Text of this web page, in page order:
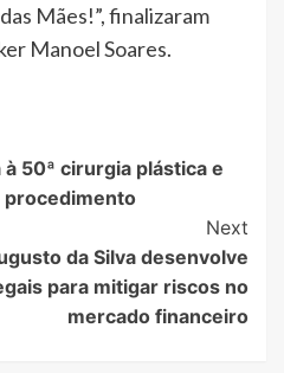
Mães!”, finalizaram
Manoel Soares.
50ª cirurgia plástica e
procedimento
Next
da Silva desenvolve
para mitigar riscos no
mercado financeiro